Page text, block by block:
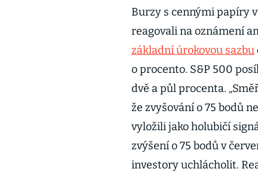
Burzy s cennými papíry
reagovali na oznámení
základní úrokovou sazbu
o procento. S&P 500
dvě a půl procenta.
že zvyšování o 75 bodů
vyložili jako holubičí
zvýšení o 75 bodů v
investory uchlácholit.